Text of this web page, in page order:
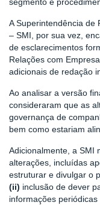
A Superintendência de
– SMI, por sua vez,
de esclarecimentos
Relações com
adicionais de redação
Ao analisar a versão
consideraram que as
governança de
bem como estariam
Adicionalmente, a SMI
alterações, incluídas
estruturar e divulgar o
(ii) inclusão de dever
informações